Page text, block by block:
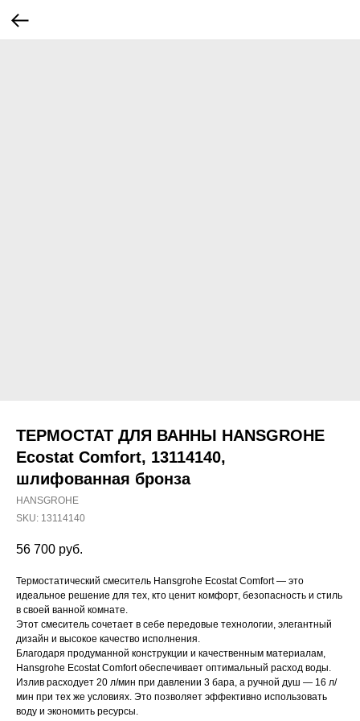
ТЕРМОСТАТ ДЛЯ ВАННЫ HANSGROHE
Ecostat Comfort, 13114140,
шлифованная бронза
HANSGROHE
SKU: 13114140
56 700 руб.
Термостатический смеситель Hansgrohe Ecostat Comfort — это
идеальное решение для тех, кто ценит комфорт, безопасность и стиль
в своей ванной комнате.
Этот смеситель сочетает в себе передовые технологии, элегантный
дизайн и высокое качество исполнения.
Благодаря продуманной конструкции и качественным материалам,
Hansgrohe Ecostat Comfort обеспечивает оптимальный расход воды.
Излив расходует 20 л/мин при давлении 3 бара, а ручной душ — 16 л/
мин при тех же условиях. Это позволяет эффективно использовать
воду и экономить ресурсы.